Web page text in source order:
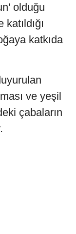
olduğu
katkıda
ve yeşil
çabaların